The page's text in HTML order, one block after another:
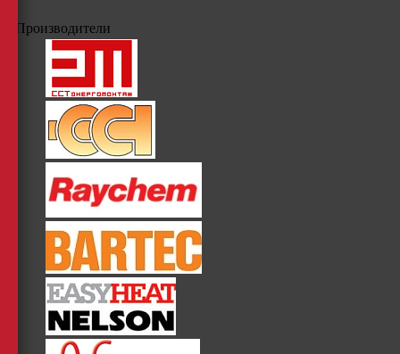
Производители